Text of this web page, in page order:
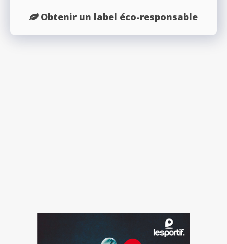
Obtenir un label éco-responsable